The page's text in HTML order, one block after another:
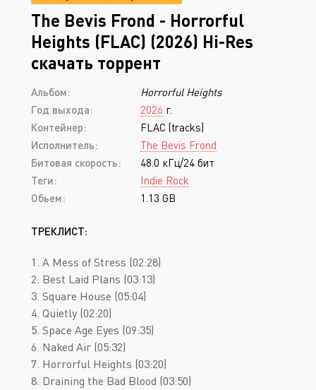
The Bevis Frond - Horrorful
Heights (FLAC) (2026) Hi-Res
скачать торрент
Альбом:
Horrorful Heights
Год выхода:
2026 г.
Контейнер:
FLAC (tracks)
Исполнитель:
The Bevis Frond
Битовая скорость:
48.0 кГц/24 бит
Теги:
Indie Rock
Обьем:
1.13 GB
ТРЕКЛИСТ:
1. A Mess of Stress (02:28)
2. Best Laid Plans (03:13)
3. Square House (05:04)
4. Quietly (02:20)
5. Space Age Eyes (09:35)
6. Naked Air (05:32)
7. Horrorful Heights (03:20)
8. Draining the Bad Blood (03:50)